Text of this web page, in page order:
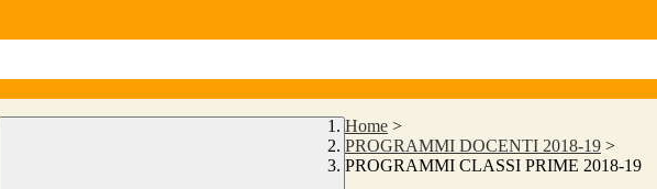
Home >
PROGRAMMI DOCENTI 2018-19 >
PROGRAMMI CLASSI PRIME 2018-19